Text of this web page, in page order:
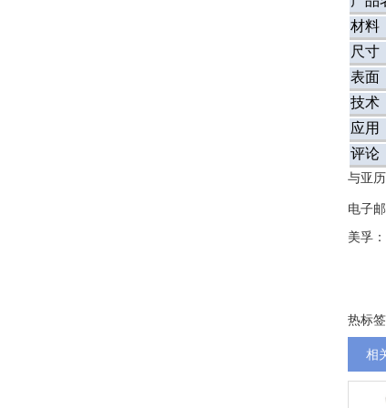
材料
尺寸
表面
技术
应用
评论
与亚
电子
美孚
热标
相